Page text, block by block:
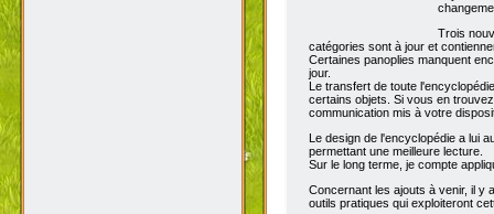
Trois
catégories sont à jour et
Certaines panoplies manquent
jour.
Le transfert de toute
certains objets. Si vous en
communication mis à votre
Le design de l'encyclopédie a lui
permettant une meilleure lecture.
Sur le long terme, je compte
Concernant les ajouts à venir, il y
outils pratiques qui exploiteront